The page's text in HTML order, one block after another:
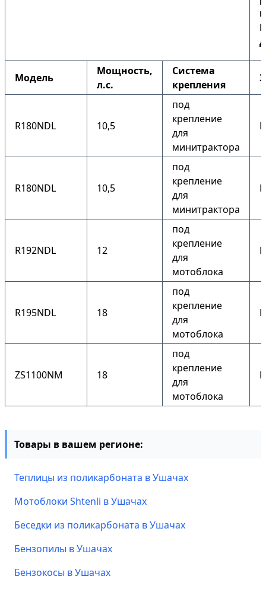
Модель
Мощность,
л.с.
Система
крепления
R180NDL 10,5
под
крепление
для
минитрактора
R180NDL 10,5
под
крепление
для
минитрактора
R192NDL 12
под
крепление
для
мотоблока
R195NDL 18
под
крепление
для
мотоблока
ZS1100NM 18
под
крепление
для
мотоблока
Товары в вашем регионе:
Теплицы из поликарбоната в Ушачах
Мотоблоки Shtenli в Ушачах
Беседки из поликарбоната в Ушачах
Бензопилы в Ушачах
Бензокосы в Ушачах